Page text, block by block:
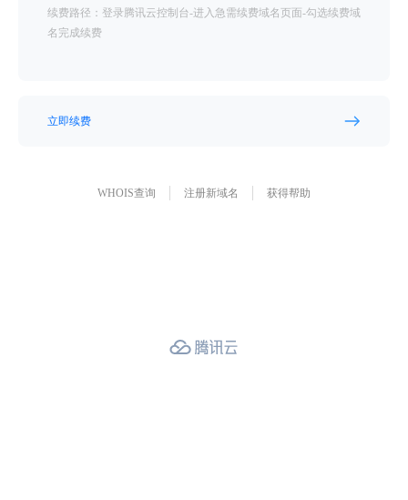
续费路径：登录腾讯云控制台-进入急需续费域名页面-勾选续费域
名完成续费
立即续费
WHOIS查询 注册新域名 获得帮助